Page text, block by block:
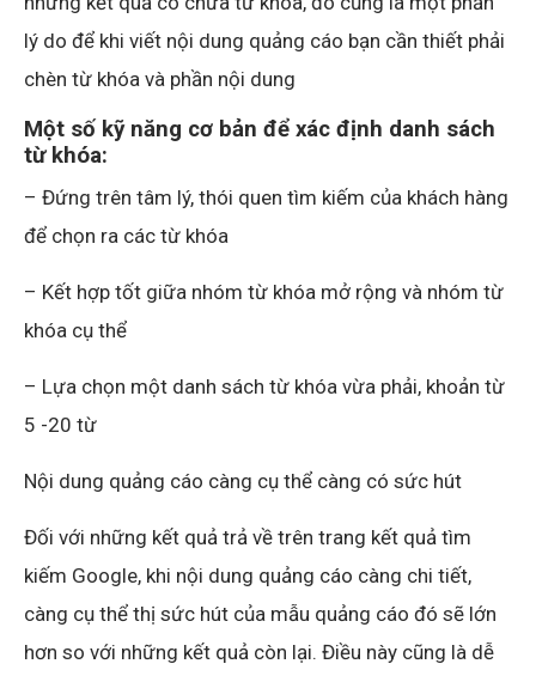
lý do để khi viết nội dung quảng cáo bạn cần thiết phải
chèn từ khóa và phần nội dung
Một số kỹ năng cơ bản để xác định danh sách
từ khóa:
– Đứng trên tâm lý, thói quen tìm kiếm của khách hàng
để chọn ra các từ khóa
– Kết hợp tốt giữa nhóm từ khóa mở rộng và nhóm từ
khóa cụ thể
– Lựa chọn một danh sách từ khóa vừa phải, khoản từ
5 -20 từ
Nội dung quảng cáo càng cụ thể càng có sức hút
Đối với những kết quả trả về trên trang kết quả tìm
kiếm Google, khi nội dung quảng cáo càng chi tiết,
càng cụ thể thị sức hút của mẫu quảng cáo đó sẽ lớn
hơn so với những kết quả còn lại. Điều này cũng là dễ